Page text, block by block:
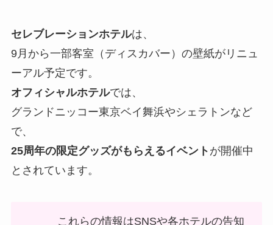
セレブレーションホテルは、
9月から一部客室（ディスカバー）の壁紙がリニュ
ーアル予定です。
オフィシャルホテルでは、
グランドニッコー東京ベイ舞浜やシェラトンなど
で、
25周年の限定グッズがもらえるイベント が開催中
とされています。
これらの情報はSNSや各ホテルの告知